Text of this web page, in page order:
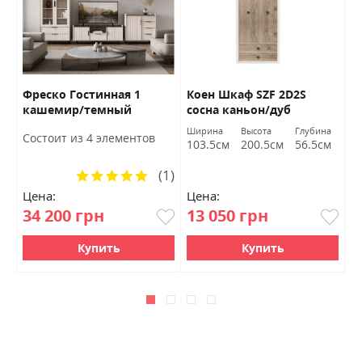
Фреско Гостинная 1
кашемир/темный
Состоит из 4 элементов
Цена:
34 200 грн
Рейтинг:
(1)
Купить
Коен Шкаф SZF 2D2S
сосна каньон/дуб
корабельный БРВ
Украина
Ширина
103.5см
Высота
200.5см
Глубина
56.5см
Цена:
13 050 грн
Купить